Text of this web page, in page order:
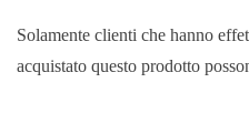
Solamente clienti che hanno
acquistato questo prodotto